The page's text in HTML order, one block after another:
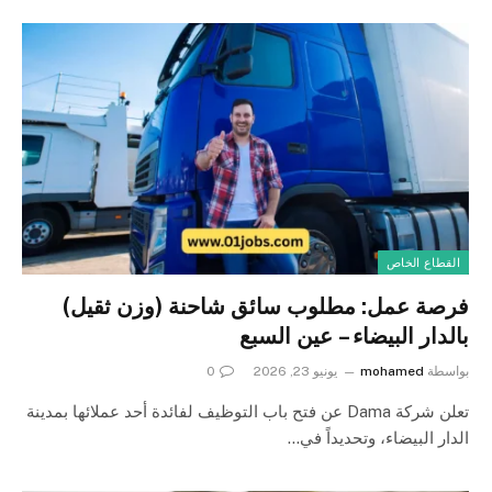
القطاع الخاص
فرصة عمل: مطلوب سائق شاحنة (وزن ثقيل)
بالدار البيضاء – عين السبع
بواسطة mohamed يونيو 23, 2026 0
تعلن شركة Dama عن فتح باب التوظيف لفائدة أحد عملائها بمدينة
الدار البيضاء، وتحديداً في…